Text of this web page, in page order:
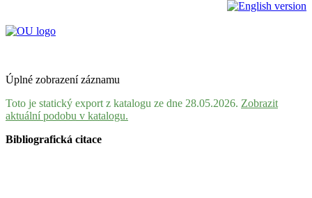
Úplné zobrazení záznamu
Toto je statický export z katalogu ze dne 28.05.2026. Zobrazit
aktuální podobu v katalogu.
Bibliografická citace